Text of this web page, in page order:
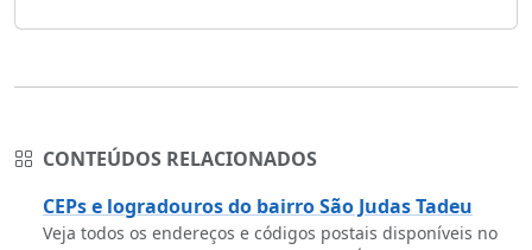
CONTEÚDOS RELACIONADOS
CEPs e logradouros do bairro São Judas Tadeu
Veja todos os endereços e códigos postais disponíveis no